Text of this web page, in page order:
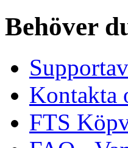
Behöver
Kontakta
FTS